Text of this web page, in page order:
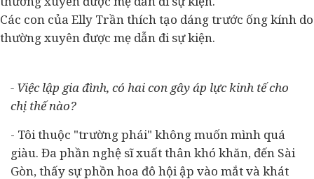
Các con của Elly Trần thích tạo dáng trước ống kính do
thường xuyên được mẹ dẫn đi sự kiện.
- Việc lập gia đình, có hai con gây áp lựckinh tếcho
chị thế nào?
- Tôi thuộc "trường phái" không muốn mình quá
giàu. Đa phần nghệ sĩ xuất thân khó khăn, đến Sài
Gòn, thấy sự phồn hoa đô hội ập vào mắt và khát